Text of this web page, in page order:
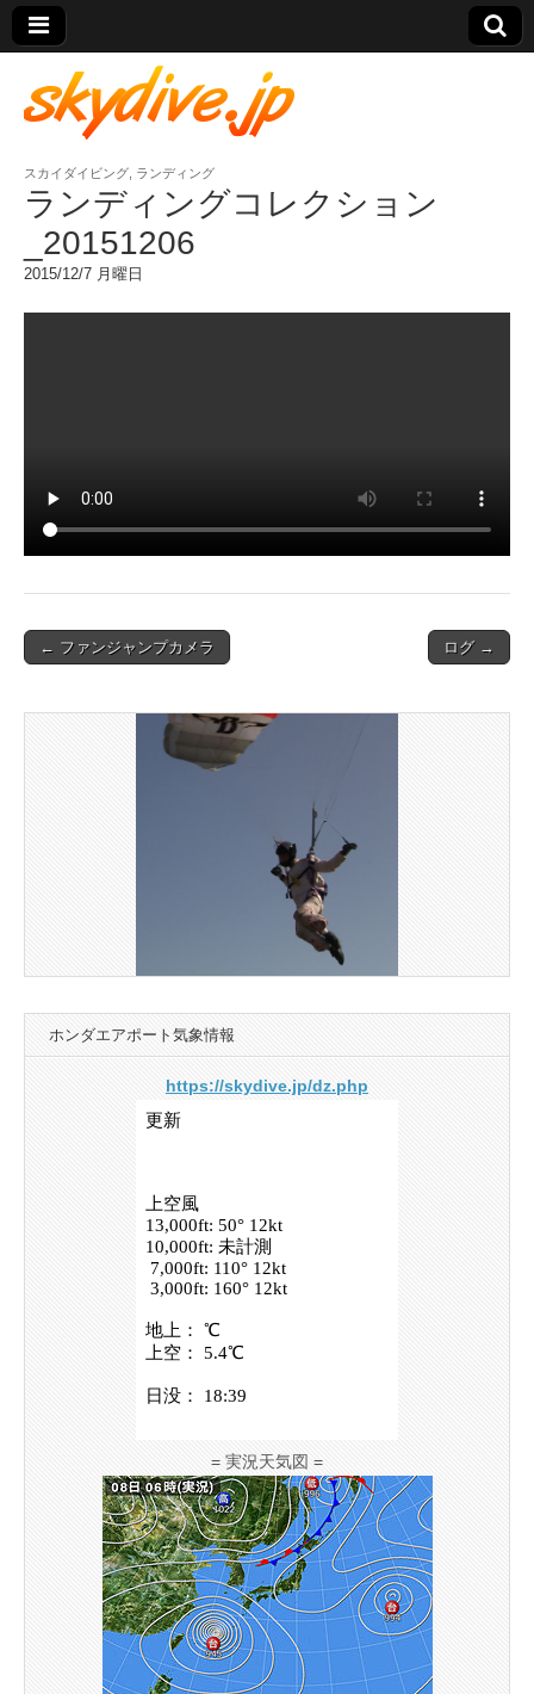
skydive.jp
スカイダイビング ランディング
ランディングコレクション
_20151206
2015/12/7 月曜日
Post← ファンジャンプカメラ ログ →
ホンダエアポート気象情報
https://skydive.jp/dz.php
= 実況天気図 =